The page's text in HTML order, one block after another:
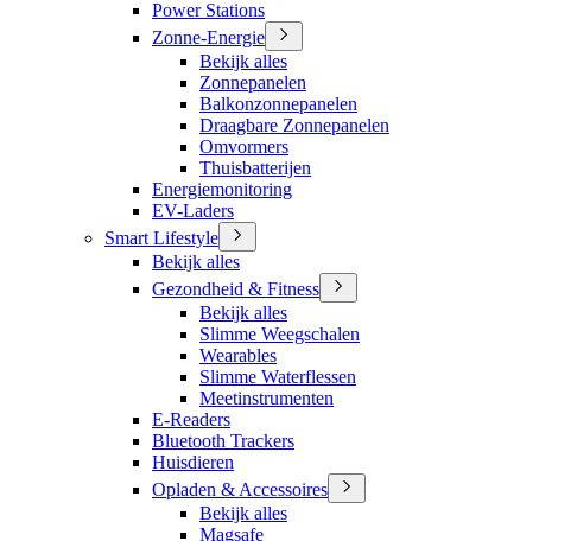
Power Stations
Zonne-Energie
Bekijk alles
Zonnepanelen
Balkonzonnepanelen
Draagbare Zonnepanelen
Omvormers
Thuisbatterijen
Energiemonitoring
EV-Laders
Smart Lifestyle
Bekijk alles
Gezondheid & Fitness
Bekijk alles
Slimme Weegschalen
Wearables
Slimme Waterflessen
Meetinstrumenten
E-Readers
Bluetooth Trackers
Huisdieren
Opladen & Accessoires
Bekijk alles
Magsafe